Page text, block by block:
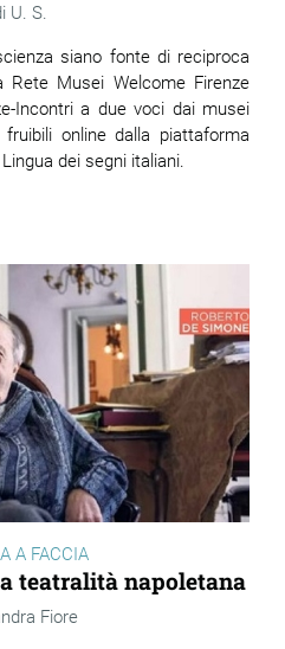
U. S.
siano fonte di reciproca
Rete Musei Welcome Firenze
Incontri a due voci dai musei
online dalla piattaforma
dei segni italiani.
A FACCIA
teatralità napoletana
Fiore